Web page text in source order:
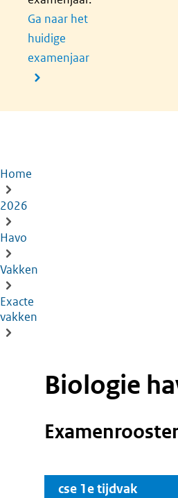
Ga naar het
huidige
examenjaar
Kruimelpad
Home
2026
Havo
Vakken
Exacte
vakken
Biologie
cse 1e tijdvak